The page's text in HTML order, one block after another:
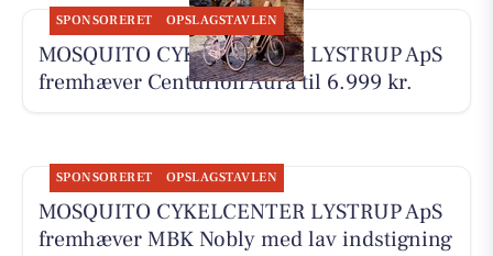
SPONSORERET OPSLAGSTAVLEN
MOSQUITO CYKELCENTER LYSTRUP ApS
fremhæver Centurion Aura til 6.999 kr.
SPONSORERET OPSLAGSTAVLEN
MOSQUITO CYKELCENTER LYSTRUP ApS
fremhæver MBK Nobly med lav indstigning